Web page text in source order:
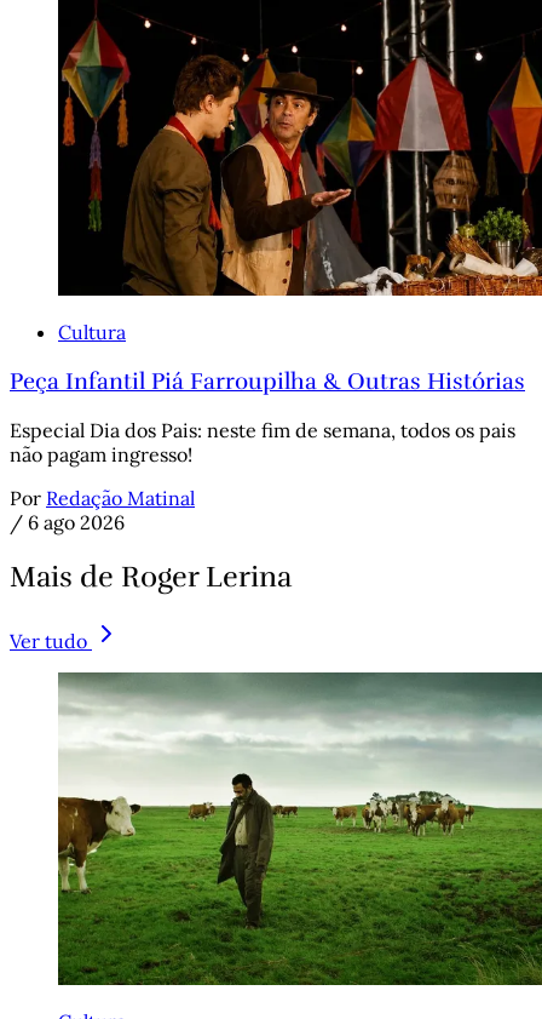
Cultura
Peça Infantil Piá Farroupilha & Outras Histórias
Especial Dia dos Pais: neste fim de semana, todos os pais
não pagam ingresso!
Por Redação Matinal
/ 6 ago 2026
Mais de Roger Lerina
Ver tudo